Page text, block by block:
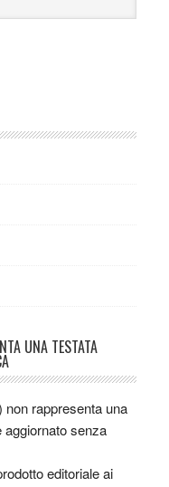
UNA TESTATA
rappresenta una
aggiornato senza
editoriale ai